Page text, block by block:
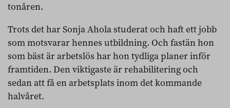
tonåren.
Trots det har Sonja Ahola studerat och haft ett jobb
som motsvarar hennes utbildning. Och fastän hon
som bäst är arbetslös har hon tydliga planer inför
framtiden. Den viktigaste är rehabilitering och
sedan att få en arbetsplats inom det kommande
halvåret.